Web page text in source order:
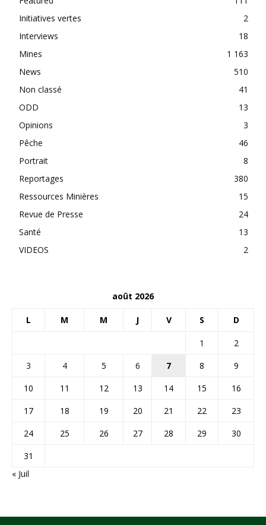
Initiatives vertes
2
Interviews
18
Mines
1 163
News
510
Non classé
41
ODD
13
Opinions
3
Pêche
46
Portrait
8
Reportages
380
Ressources Minières
15
Revue de Presse
24
Santé
13
VIDEOS
2
août 2026
L M M J V S D
1
2
3
4 5 6 7 8
9
10
11 12 13 14 15
16
17
18 19 20 21 22
23
24
25 26 27 28 29
30
31
« Juil